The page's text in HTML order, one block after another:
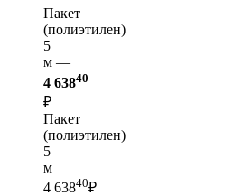
Пакет
(полиэтилен)
5
м —
4 63840
₽
Пакет
(полиэтилен)
5
м
4 63840₽